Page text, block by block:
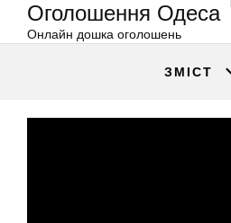
Оголошення Одеса
Онлайн дошка оголошень
ЗМІСТ